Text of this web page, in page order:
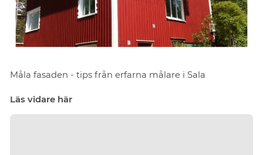
Måla fasaden - tips från erfarna målare i Sala
Läs vidare här